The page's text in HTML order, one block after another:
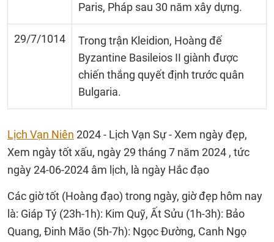
Paris, Pháp sau 30 năm xây dựng.
29/7/1014
Trong trận Kleidion, Hoàng đế
Byzantine Basileios II giành được
chiến thắng quyết định trước quân
Bulgaria.
Lịch Vạn Niên 2024 - Lịch Vạn Sự - Xem ngày đẹp,
Xem ngày tốt xấu, ngày 29 tháng 7 năm 2024 , tức
ngày 24-06-2024 âm lịch, là ngày Hắc đạo
Các giờ tốt (Hoàng đạo) trong ngày, giờ đẹp hôm nay
là: Giáp Tý (23h-1h): Kim Quỹ, Ất Sửu (1h-3h): Bảo
Quang, Đinh Mão (5h-7h): Ngọc Đường, Canh Ngọ